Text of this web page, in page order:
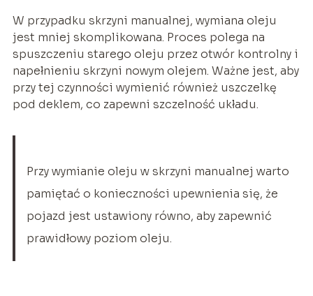
W przypadku skrzyni manualnej, wymiana oleju
jest mniej skomplikowana. Proces polega na
spuszczeniu starego oleju przez otwór kontrolny i
napełnieniu skrzyni nowym olejem. Ważne jest, aby
przy tej czynności wymienić również uszczelkę
pod deklem, co zapewni szczelność układu.
Przy wymianie oleju w skrzyni manualnej warto
pamiętać o konieczności upewnienia się, że
pojazd jest ustawiony równo, aby zapewnić
prawidłowy poziom oleju.